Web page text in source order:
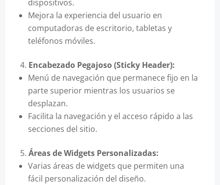
dispositivos.
Mejora la experiencia del usuario en
computadoras de escritorio, tabletas y
teléfonos móviles.
Encabezado Pegajoso (Sticky Header):
Menú de navegación que permanece fijo en la
parte superior mientras los usuarios se
desplazan.
Facilita la navegación y el acceso rápido a las
secciones del sitio.
Áreas de Widgets Personalizadas:
Varias áreas de widgets que permiten una
fácil personalización del diseño.